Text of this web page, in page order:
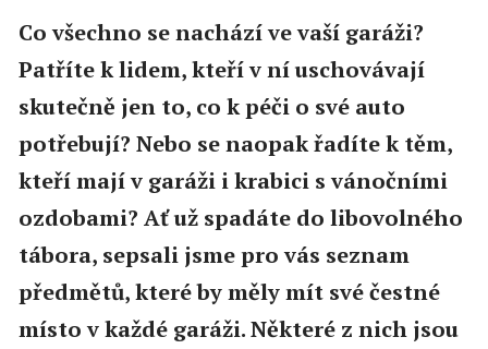
Co všechno se nachází ve vaší garáži?
Patříte k lidem, kteří v ní uschovávají
skutečně jen to, co k péči o své auto
potřebují? Nebo se naopak řadíte k těm,
kteří mají v garáži i krabici s vánočními
ozdobami? Ať už spadáte do libovolného
tábora, sepsali jsme pro vás seznam
předmětů, které by měly mít své čestné
místo v každé garáži. Některé z nich jsou